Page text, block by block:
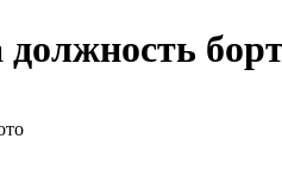
должность